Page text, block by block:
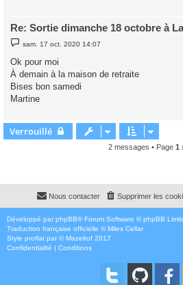
Re: Sortie dimanche 18 octobre à
e
s
a
e
sam. 17 oct. 2020 14:07
Ok pour moi
À demain à la maison de retraite
Bises bon samedi
Martine
Verrouillé
2 messages • Page 1
Supprimer les
Nous contacter
Développé par phpBB® Forum Software © phpBB
Traduction française officielle ©Miles Cellar
Style proflat par ©Mazeltof 2017
Confidentialité | Conditions